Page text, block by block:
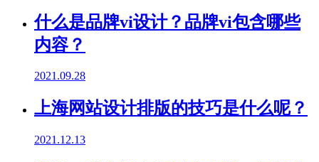
什么是品牌vi设计？品牌vi包含哪些
内容？
2021.09.28
上海网站设计排版的技巧是什么呢？
2021.12.13